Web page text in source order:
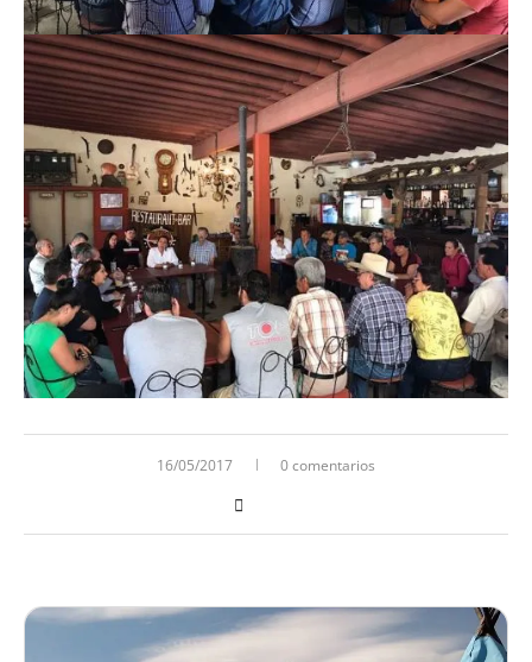
16/05/2017 0 comentarios